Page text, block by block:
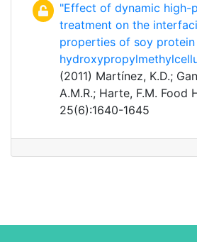
"Effect of dynamic high-
treatment on the
properties of soy
(2011) Martínez, K.D.;
A.M.R.; Harte, F.M. Food
25(6):1640-1645